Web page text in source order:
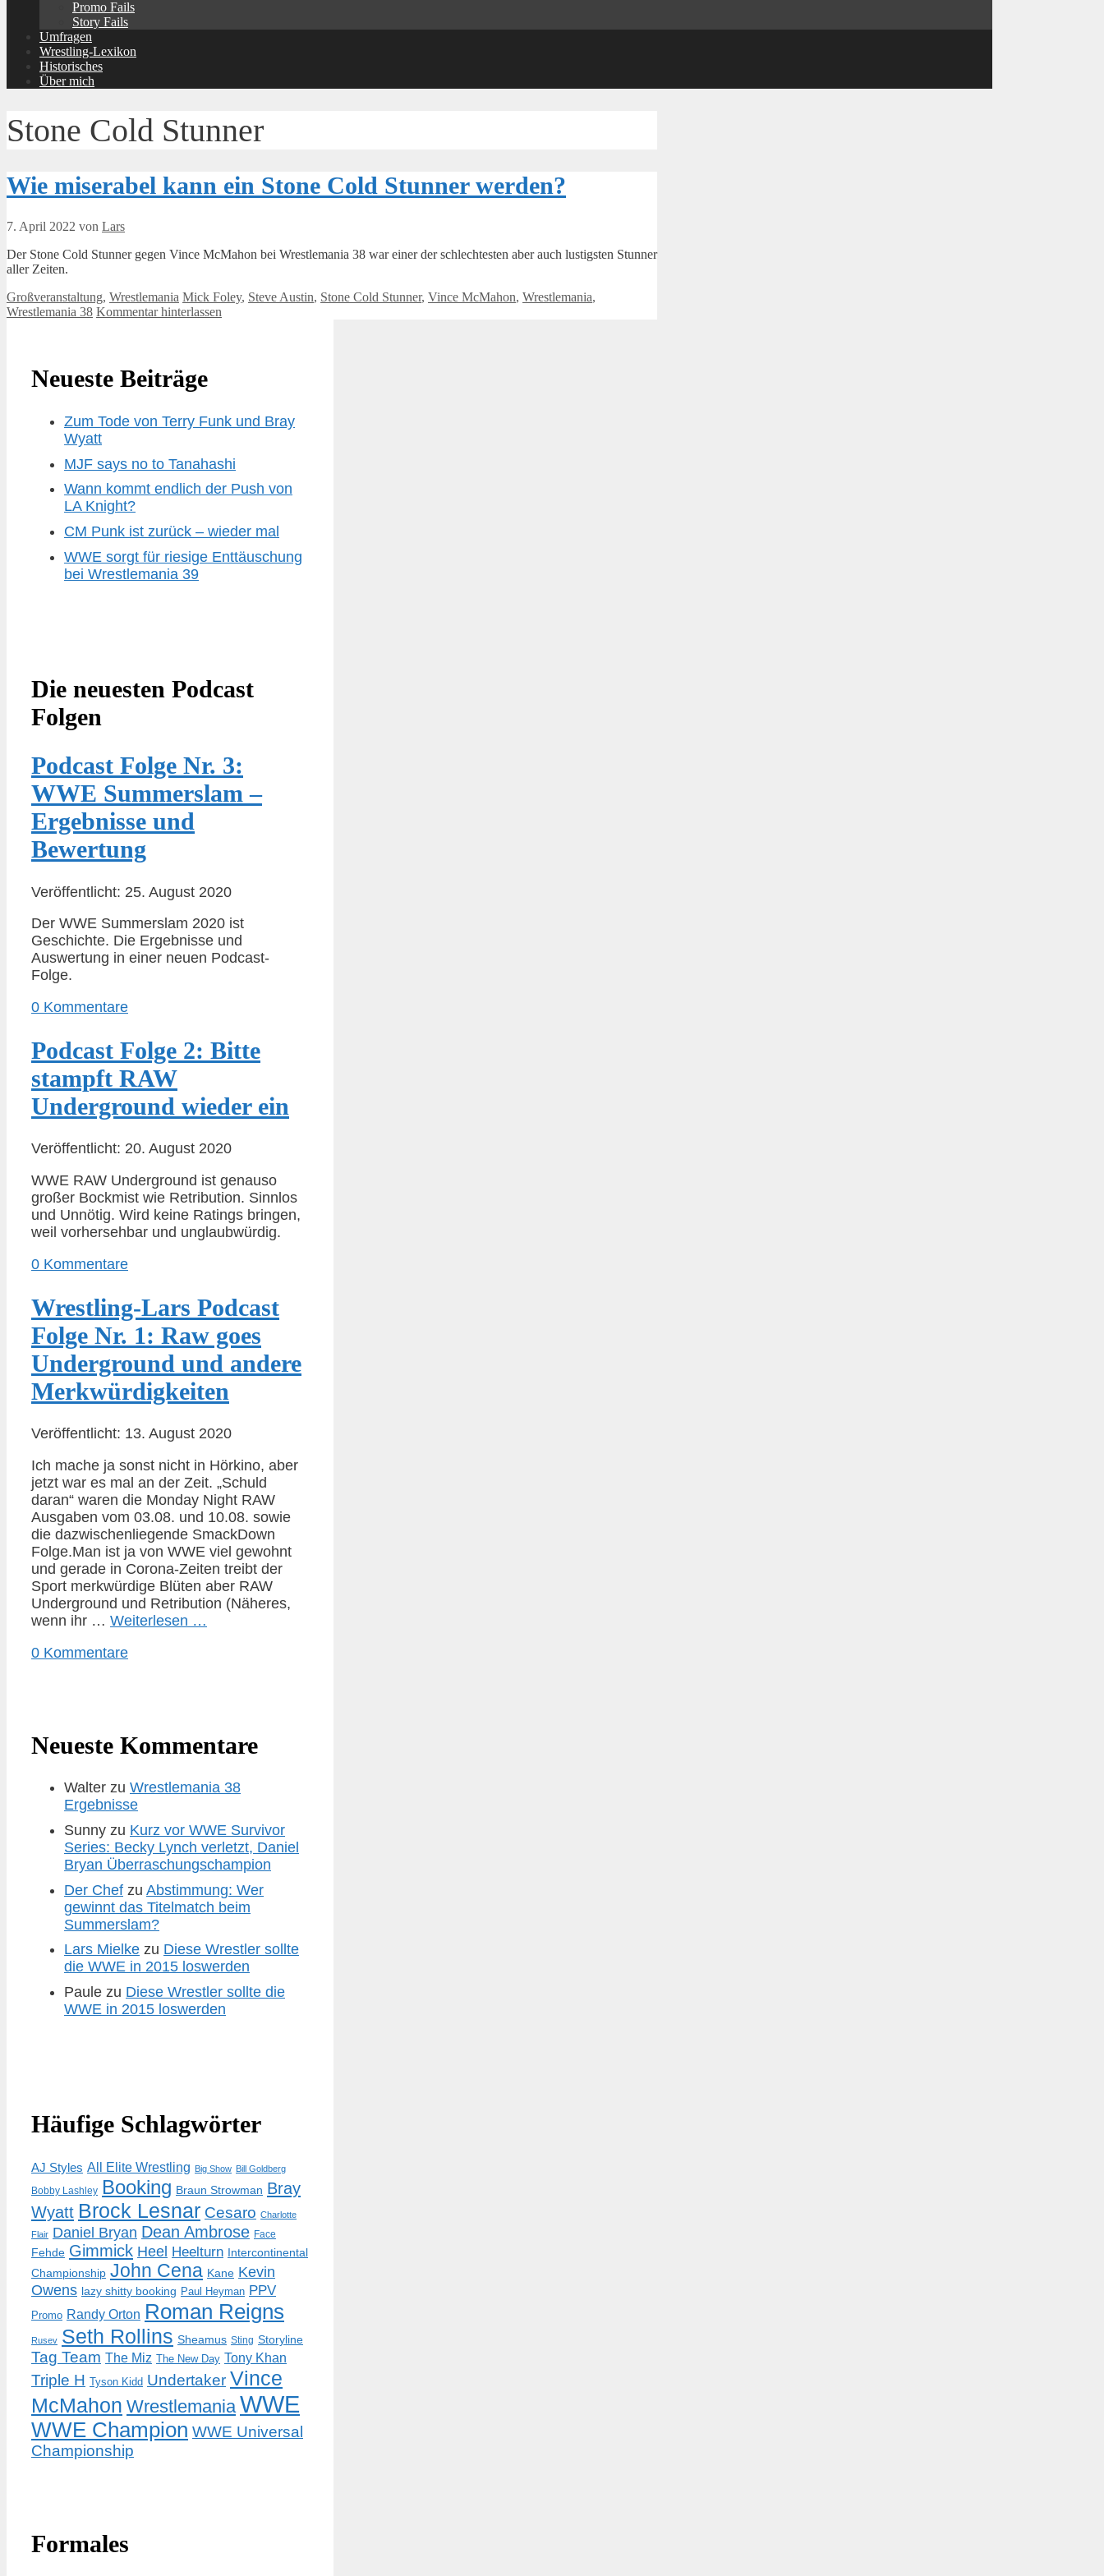
Promo Fails
Story Fails
Umfragen
Wrestling-Lexikon
Historisches
Über mich
Stone Cold Stunner
Wie miserabel kann ein Stone Cold Stunner werden?
7. April 2022 von Lars
Der Stone Cold Stunner gegen Vince McMahon bei Wrestlemania 38 war einer der schlechtesten aber auch lustigsten Stunner
aller Zeiten.
Kategorien
Großveranstaltung, Wrestlemania Schlagwörter
Mick Foley, Steve Austin, Stone Cold Stunner, Vince McMahon, Wrestlemania,
Wrestlemania 38 Kommentar hinterlassen
Neueste Beiträge
Zum Tode von Terry Funk und Bray
Wyatt
MJF says no to Tanahashi
Wann kommt endlich der Push von
LA Knight?
CM Punk ist zurück – wieder mal
WWE sorgt für riesige Enttäuschung
bei Wrestlemania 39
Die neuesten Podcast
Folgen
Podcast Folge Nr. 3:
WWE Summerslam –
Ergebnisse und
Bewertung
Veröffentlicht: 25. August 2020
Der WWE Summerslam 2020 ist
Geschichte. Die Ergebnisse und
Auswertung in einer neuen Podcast-
Folge.
0 Kommentare
Podcast Folge 2: Bitte
stampft RAW
Underground wieder ein
Veröffentlicht: 20. August 2020
WWE RAW Underground ist genauso
großer Bockmist wie Retribution. Sinnlos
und Unnötig. Wird keine Ratings bringen,
weil vorhersehbar und unglaubwürdig.
0 Kommentare
Wrestling-Lars Podcast
Folge Nr. 1: Raw goes
Underground und andere
Merkwürdigkeiten
Veröffentlicht: 13. August 2020
Ich mache ja sonst nicht in Hörkino, aber
jetzt war es mal an der Zeit. „Schuld
daran“ waren die Monday Night RAW
Ausgaben vom 03.08. und 10.08. sowie
die dazwischenliegende SmackDown
Folge.Man ist ja von WWE viel gewohnt
und gerade in Corona-Zeiten treibt der
Sport merkwürdige Blüten aber RAW
Underground und Retribution (Näheres,
wenn ihr … Weiterlesen …
0 Kommentare
Neueste Kommentare
Walter zu Wrestlemania 38
Ergebnisse
Sunny zu Kurz vor WWE Survivor
Series: Becky Lynch verletzt, Daniel
Bryan Überraschungschampion
Der Chef zu Abstimmung: Wer
gewinnt das Titelmatch beim
Summerslam?
Lars Mielke zu Diese Wrestler sollte
die WWE in 2015 loswerden
Paule zu Diese Wrestler sollte die
WWE in 2015 loswerden
Häufige Schlagwörter
AJ Styles All Elite Wrestling Big Show Bill Goldberg
Bobby Lashley Booking Braun Strowman Bray
Wyatt Brock Lesnar Cesaro Charlotte
Flair Daniel Bryan Dean Ambrose Face
Fehde Gimmick Heel Heelturn
Intercontinental
Championship John Cena Kane Kevin
Owens lazy shitty booking Paul Heyman PPV
Promo Randy Orton Roman Reigns
Rusev Seth Rollins Sheamus Sting Storyline
Tag Team The Miz The New Day Tony Khan
Triple H Tyson Kidd Undertaker Vince
McMahon Wrestlemania WWE
WWE Champion WWE Universal
Championship
Formales